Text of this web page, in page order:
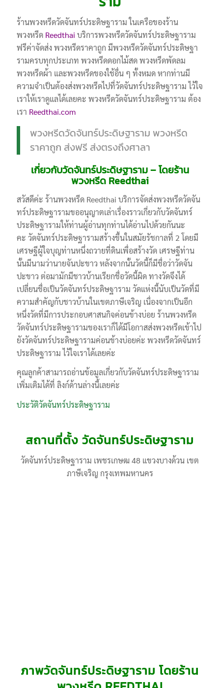
ร้านพวงหรีดวัดจันทร์ประดิษฐาราม ในเครือของร้าน
พวงหรีด Reedthai บริการพวงหรีดวัดจันทร์ประดิษฐาราม
ฟรีค่าจัดส่ง พวงหรีดราคาถูก มีพวงหรีดวัดจันทร์ประดิษฐา
รามครบทุกประเภท พวงหรีดดอกไม้สด พวงหรีดพัดลม
พวงหรีดผ้า และพวงหรีดของใช้อื่น ๆ ทั้งหมด หากท่านมี
ความจำเป็นต้องส่งพวงหรีดไปที่วัดจันทร์ประดิษฐาราม ไว้ใจ
เราให้เราดูแลได้เลยคะ พวงหรีดวัดจันทร์ประดิษฐาราม ต้อง
เรา Reedthai.com
พวงหรีดวัดจันทร์ประดิษฐาราม พวงหรีด
ราคาถูก ส่งฟรี ส่งตรงถึงศาลา
เกี่ยวกับวัดจันทร์ประดิษฐาราม – โดยร้าน
พวงหรีด Reedthai
สวัสดีค่ะ ร้านพวงหรีด Reedthai บริการจัดส่งพวงหรีดวัดจัน
ทร์ประดิษฐารามขออนุญาตเล่าเรื่องราวเกี่ยวกับวัดจันทร์
ประดิษฐารามให้ท่านผู้อ่านทุกท่านได้อ่านไปด้วยกันนะ
คะ วัดจันทร์ประดิษฐารามสร้างขึ้นในสมัยรัชกาลที่ 2 โดยมี
เศรษฐีผู้ใจบุญท่านหนึ่งถวายที่ดินเพื่อสร้างวัด เศรษฐีท่าน
นั้นมีนามว่านายจันปะขาว หลังจากนั้นวัดนี้ก็มีชื่อว่าวัดจัน
ปะขาว ต่อมามักมีชาวบ้านเรียกชื่อวัดนี้ผิด ทางวัดจึงได้
เปลี่ยนชื่อเป็นวัดจันทร์ประดิษฐาราม วัดแห่งนี้นับเป็นวัดที่มี
ความสำคัญกับชาวบ้านในเขตภาษีเจริญ เนื่องจากเป็นอีก
หนึ่งวัดที่มีการประกอบศาสนกิจค่อนข้างบ่อย ร้านพวงหรีด
วัดจันทร์ประดิษฐารามของเราก็ได้มีโอกาสส่งพวงหรีดเข้าไป
ยังวัดจันทร์ประดิษฐารามค่อนข้างบ่อยค่ะ พวงหรีดวัดจันทร์
ประดิษฐาราม ไว้ใจเราได้เลยค่ะ
คุณลูกค้าสามารถอ่านข้อมูลเกี่ยวกับวัดจันทร์ประดิษฐาราม
เพิ่มเติมได้ที่ ลิงก์ด้านล่างนี้เลยค่ะ
ประวัติวัดจันทร์ประดิษฐาราม
สถานที่ตั้ง วัดจันทร์ประดิษฐาราม
วัดจันทร์ประดิษฐาราม เพชรเกษฒ 48 แขวงบางด้วน เขต
ภาษีเจริญ กรุงเทพมหานคร
ภาพวัดจันทร์ประดิษฐาราม โดยร้าน